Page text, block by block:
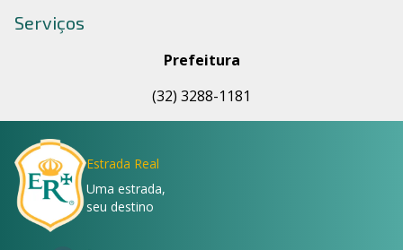
Serviços
Prefeitura
(32) 3288-1181
Estrada Real
Uma estrada,
seu destino